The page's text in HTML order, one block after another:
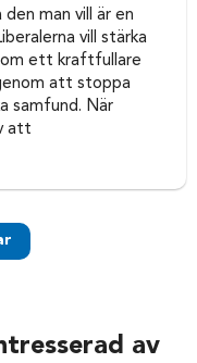
man vill är en
vill stärka
ett kraftfullare
att stoppa
samfund. När
att
av